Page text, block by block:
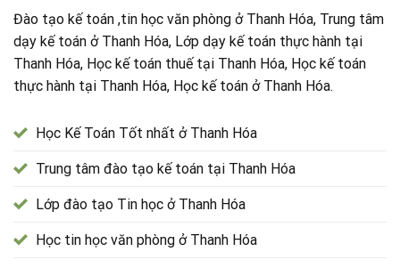
Đào tạo kế toán ,tin học văn phòng ở Thanh Hóa, Trung tâm
dạy kế toán ở Thanh Hóa, Lớp dạy kế toán thực hành tại
Thanh Hóa, Học kế toán thuế tại Thanh Hóa, Học kế toán
thực hành tại Thanh Hóa, Học kế toán ở Thanh Hóa.
Học Kế Toán Tốt nhất ở Thanh Hóa
Trung tâm đào tạo kế toán tại Thanh Hóa
Lớp đào tạo Tin học ở Thanh Hóa
Học tin học văn phòng ở Thanh Hóa